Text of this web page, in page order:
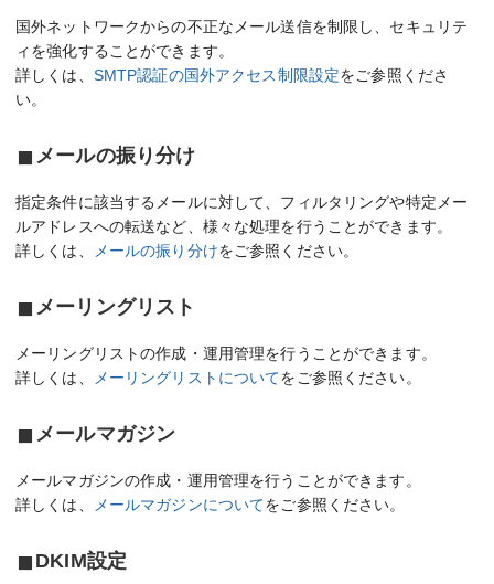
国外ネットワークからの不正なメール送信を制限し、セキュリテ
ィを強化することができます。
詳しくは、 SMTP認証の国外アクセス制限設定をご参照くださ
い。
メールの振り分け
指定条件に該当するメールに対して、フィルタリングや特定メー
ルアドレスへの転送など、様々な処理を行うことができます。
詳しくは、
メールの振り分けをご参照ください。
メーリングリスト
メーリングリストの作成・運用管理を行うことができます。
詳しくは、
メーリングリストについてをご参照ください。
メールマガジン
メールマガジンの作成・運用管理を行うことができます。
詳しくは、
メールマガジンについてをご参照ください。
DKIM設定